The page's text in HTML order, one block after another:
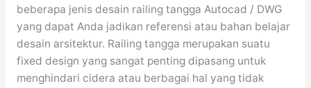
beberapa jenis desain railing tangga Autocad / DWG
yang dapat Anda jadikan referensi atau bahan belajar
desain arsitektur. Railing tangga merupakan suatu
fixed design yang sangat penting dipasang untuk
menghindari cidera atau berbagai hal yang tidak